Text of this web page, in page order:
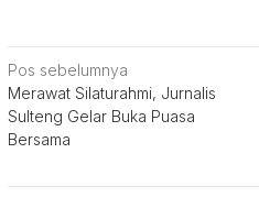
Navigasi
pos
Pos sebelumnya
Merawat Silaturahmi, Jurnalis
Sulteng Gelar Buka Puasa
Bersama